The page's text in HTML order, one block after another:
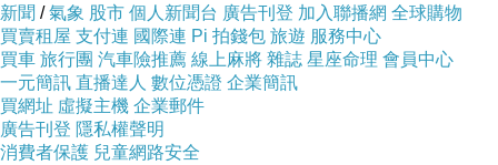
大家的青春、可惜了這一次的緣分。
我一直推崇[熱風烘烤的方法]這是有我認為的道
理，我覺得我們人的全身在靜止的狀態時，只有
心臟在跳動產生熱量，在跑步運動
新聞 /氣象 股市 個人新聞台 廣告刊登 加入聯播網 全球購物
買賣租屋 支付連 國際連 Pi 拍錢包 旅遊 服務中心
買車 旅行團 汽車險推薦 線上麻將 雜誌 星座命理 會員中心
一元簡訊 直播達人 數位憑證 企業簡訊
買網址 虛擬主機 企業郵件
廣告刊登 隱私權聲明
消費者保護 兒童網路安全